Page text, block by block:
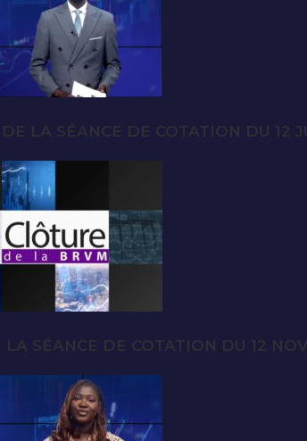
LA SÉANCE DE COTATION DU 12
LA SÉANCE DE COTATION DU 12